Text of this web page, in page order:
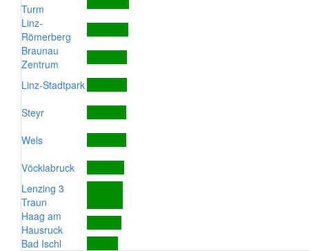
Turm
Linz-
Römerberg
Braunau
Zentrum
Linz-Stadtpark
Steyr
Wels
Vöcklabruck
Lenzing 3
Traun
Haag am
Hausruck
Bad Ischl